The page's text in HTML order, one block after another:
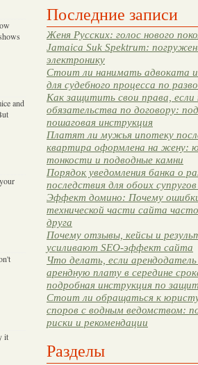
Последние записи
Женя Русских: голос нового
Jamaica Suk Spektrum:
электронику
Стоит ли нанимать адвоката
для судебного процесса по
Как защитить свои права,
обязательства по договору:
пошаговая инструкция
Платят ли мужья ипотеку
квартира оформлена на жену:
тонкости и подводные камни
Порядок уведомления банка о
последствия для обоих
Эффект домино: Почему
технической части сайта
друга
Почему отзывы, кейсы и
усиливают SEO-эффект сайта
Что делать, если арендодатель
арендную плату в середине
подробная инструкция по
Стоит ли обращаться к юристу
споров с водным ведомством:
риски и рекомендации
Разделы
and
it